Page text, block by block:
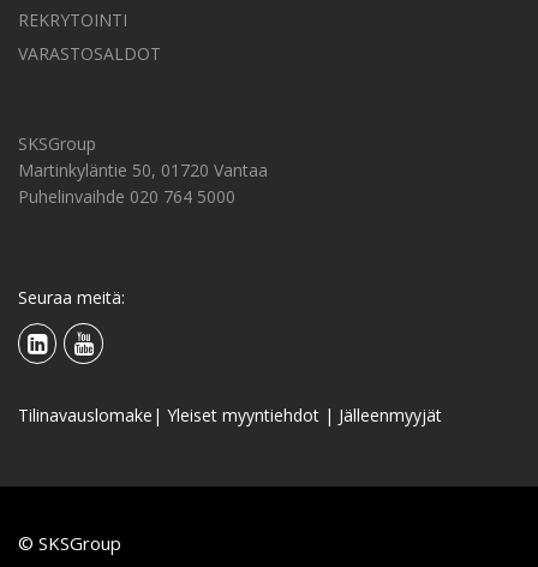
REKRYTOINTI
VARASTOSALDOT
SKSGroup
Martinkyläntie 50, 01720 Vantaa
Puhelinvaihde 020 764 5000
Seuraa meitä:
Tilinavauslomake | Yleiset myyntiehdot | Jälleenmyyjät
© SKSGroup